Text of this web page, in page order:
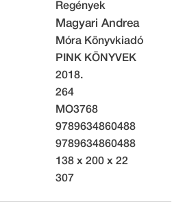
Regények
Magyari Andrea
Móra Könyvkiadó
PINK KÖNYVEK
2018.
264
MO3768
9789634860488
9789634860488
138 x 200 x 22
307